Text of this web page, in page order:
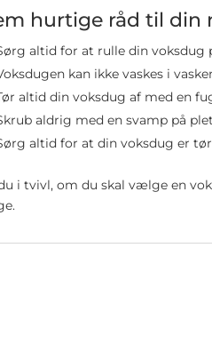
hurtige råd til din
altid for at rulle din voksdug
kan ikke vaskes i
altid din voksdug af med en
aldrig med en svamp på
altid for at din voksdug er
i tvivl, om du skal vælge en